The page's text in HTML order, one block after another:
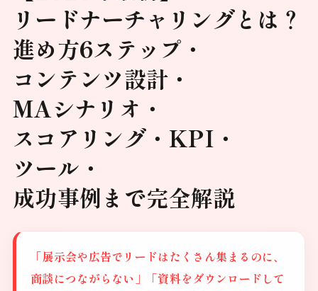
リードナーチャリングとは？
進め方6ステップ・
コンテンツ設計・
MAシナリオ・
スコアリング・KPI・
ツール・
成功事例まで完全解説
「展示会や広告でリードはたくさん集まるのに、
商談につながらない」「資料をダウンロードして